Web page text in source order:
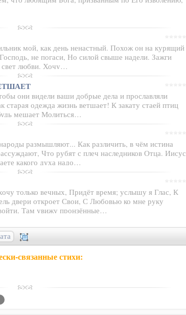
мой, как день ненастный. Похож он на курящий
не погаси, Но силой свыше надели. Зажги
свет любви. Хочу…
они видели ваши добрые дела и прославляли
одежда жизнь ветшает! К закату стаей птиц
мешает Молиться…
размышляют... Как различить, в чём истина
Что рубят с плеч наследников Отца. Иисус
какого духа надо…
только вечных, Придёт время; услышу я Глас, К
двери откроет Свои, С Любовью ко мне руку
Там увижу пронзённые…
связанные стихи: